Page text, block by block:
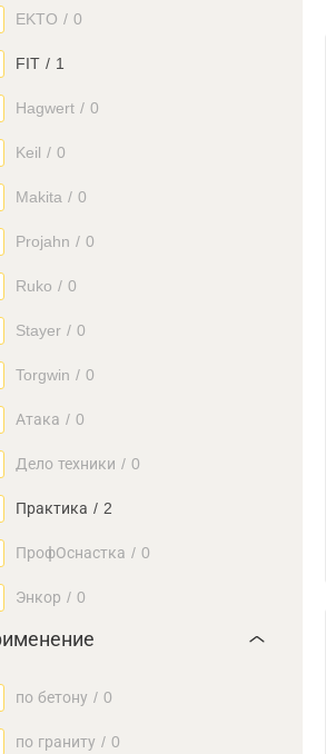
EKTO / 0
FIT / 1
Hagwert / 0
Keil / 0
Makita / 0
Projahn / 0
Ruko / 0
Stayer / 0
Torgwin / 0
Атака / 0
Дело техники / 0
Практика / 2
ПрофОснастка / 0
Энкор / 0
по бетону / 0
по граниту / 0